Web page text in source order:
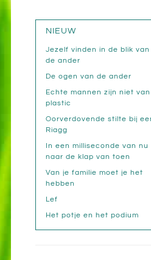
NIEUW
Jezelf vinden in de blik van
de ander
De ogen van de ander
Echte mannen zijn niet van
plastic
Oorverdovende stilte bij
Riagg
In een milliseconde van nu
naar de klap van toen
Van je familie moet je het
hebben
Lef
Het potje en het podium